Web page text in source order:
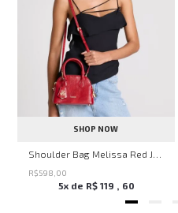
SHOP NOW
R$598 00
5x de R$ 119 , 60